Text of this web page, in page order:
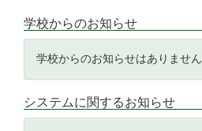
学校からのお知らせ
学校からのお知らせはありません
システムに関するお知らせ